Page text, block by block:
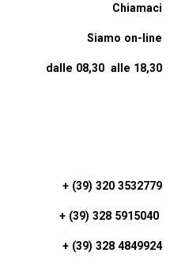
Chiamaci
Siamo on-line
dalle 08,30 alle 18,30
+ (39) 320 3532779
+ (39) 328 5915040
+ (39) 328 4849924